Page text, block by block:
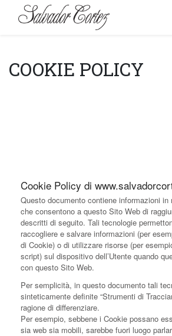
COOKIE POLICY
Cookie Policy di
Questo documento contiene informazioni
che consentono a questo Sito Web di
descritti di seguito. Tali tecnologie
raccogliere e salvare informazioni (per
di Cookie) o di utilizzare risorse (per
script) sul dispositivo dell’Utente quando
con questo Sito Web.
Per semplicità, in questo documento tali
sinteticamente definite “Strumenti di
ragione di differenziare.
Per esempio, sebbene i Cookie possano
sia web sia mobili, sarebbe fuori luogo